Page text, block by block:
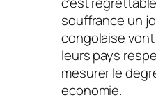
souffrance un
congolaise
leurs pays
mesurer le
economie.